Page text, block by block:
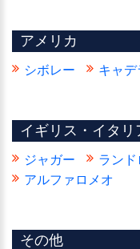
アメリカ
シボレー キャデ
イギリス・イタリ
ジャガー ランド
アルファロメオ
その他